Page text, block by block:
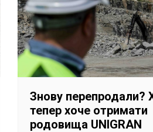
ГОВОРЯТЬ
ГОВОРЯТЬ
САНКЦІЙНІ
БЛОГИ
TECHNO
Знову перепродали?
тепер хоче отримати
родовища UNIGRAN